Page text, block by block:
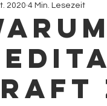
Regulation
2020 4 Min. Lesezeit